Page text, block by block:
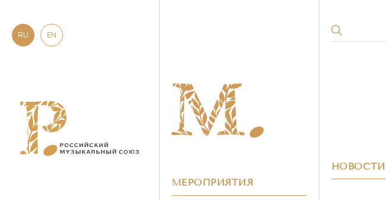
RU EN
МЕРОПРИЯТИЯ
НОВОСТИ